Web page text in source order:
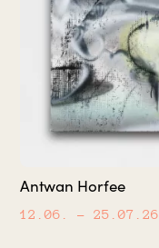
Antwan Horfee
12.06. – 25.07.26